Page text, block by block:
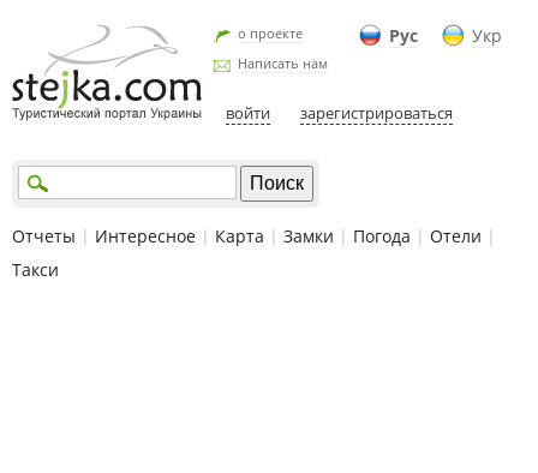
Рус Укр
о проекте
Написать нам
войти зарегистрироваться
Отчеты | Интересное | Карта | Замки | Погода | Отели |
Такси